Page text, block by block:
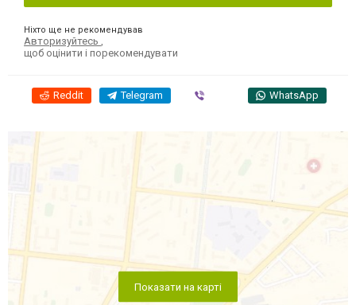
Ніхто ще не рекомендував
Авторизуйтесь
щоб оцінити і порекомендувати
Reddit Telegram WhatsApp
Показати на карті